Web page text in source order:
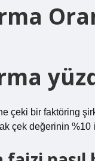
çeki bir faktöring
çek değerinin